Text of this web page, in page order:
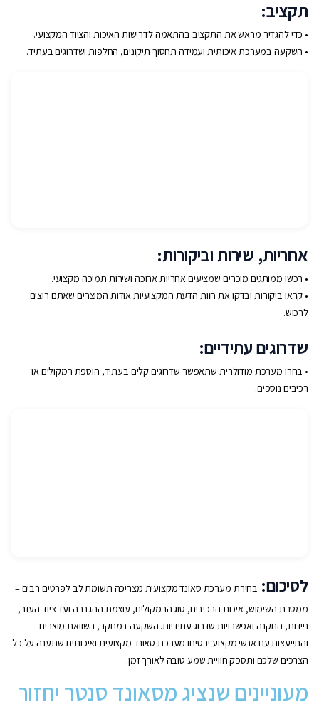
תקציב:
• כדי להגדיר מראש את התקציב בהתאמה לדרישות האיכות והציוד המקצועי.
• השקעה במערכת איכותית ועמידה תחסוך תיקונים, החלפות ושדרוגים בעתיד.
אחריות, שירות וביקורות:
• רכשו ממותגים מוכרים שמציעים אחריות ארוכה ושירות תמיכה מקצועי.
• קראו ביקורות ובדקו את חוות הדעת המקצועיות אודות המוצרים שאתם רוצים
לרכוש.
שדרוגים עתידיים:
• בחרו מערכת מודולרית שתאפשר שדרוגים קלים בעתיד, הוספת רמקולים או
רכיבים נוספים.
לסיכום: בחירת מערכת סאונד מקצועית מצריכה תשומת לב לפרטים רבים –
ממטרת השימוש, איכות הרכיבים, סוג הרמקולים, עוצמת ההגברה ועד ציוד העזר,
ניידות, התקנה ואפשרויות שדרוג עתידיות. השקעה במחקר, השוואת מוצרים
והתייעצות עם אנשי מקצוע יבטיחו מערכת סאונד מקצועית ואיכותית שתענה על כל
הצרכים שלכם ותספק חוויית שמע טובה לאורך זמן.
מעוניינים שנציג מסאונד סנטר יחזור